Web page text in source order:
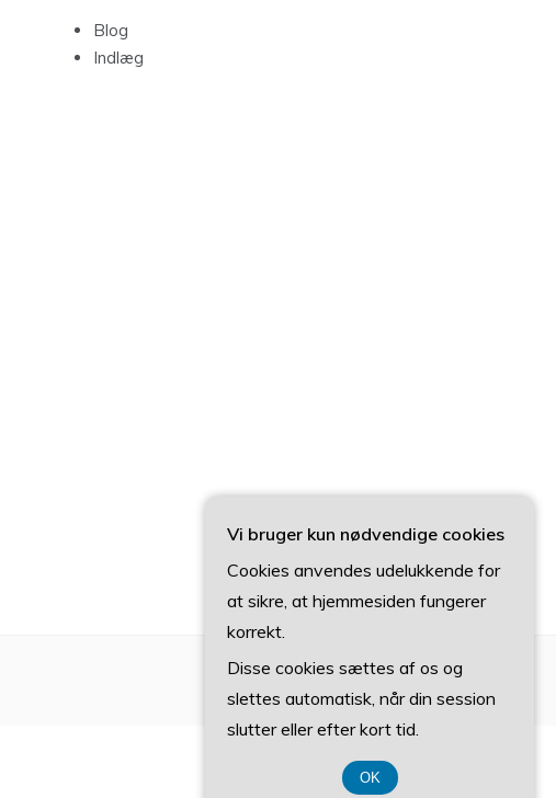
Blog
Indlæg
Vi bruger kun nødvendige cookies
Cookies anvendes udelukkende for
at sikre, at hjemmesiden fungerer
korrekt.
Disse cookies sættes af os og
slettes automatisk, når din session
slutter eller efter kort tid.
OK